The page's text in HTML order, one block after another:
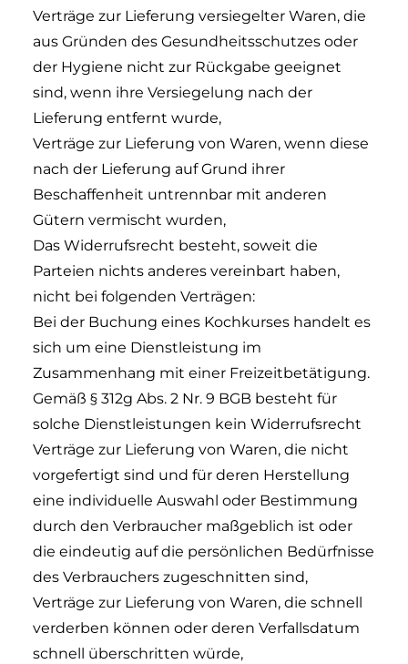
Verträge zur Lieferung versiegelter Waren, die
aus Gründen des Gesundheitsschutzes oder
der Hygiene nicht zur Rückgabe geeignet
sind, wenn ihre Versiegelung nach der
Lieferung entfernt wurde,
Verträge zur Lieferung von Waren, wenn diese
nach der Lieferung auf Grund ihrer
Beschaffenheit untrennbar mit anderen
Gütern vermischt wurden,
Das Widerrufsrecht besteht, soweit die
Parteien nichts anderes vereinbart haben,
nicht bei folgenden Verträgen:
Bei der Buchung eines Kochkurses handelt es
sich um eine Dienstleistung im
Zusammenhang mit einer Freizeitbetätigung.
Gemäß § 312g Abs. 2 Nr. 9 BGB besteht für
solche Dienstleistungen kein Widerrufsrecht
Verträge zur Lieferung von Waren, die nicht
vorgefertigt sind und für deren Herstellung
eine individuelle Auswahl oder Bestimmung
durch den Verbraucher maßgeblich ist oder
die eindeutig auf die persönlichen Bedürfnisse
des Verbrauchers zugeschnitten sind,
Verträge zur Lieferung von Waren, die schnell
verderben können oder deren Verfallsdatum
schnell überschritten würde,